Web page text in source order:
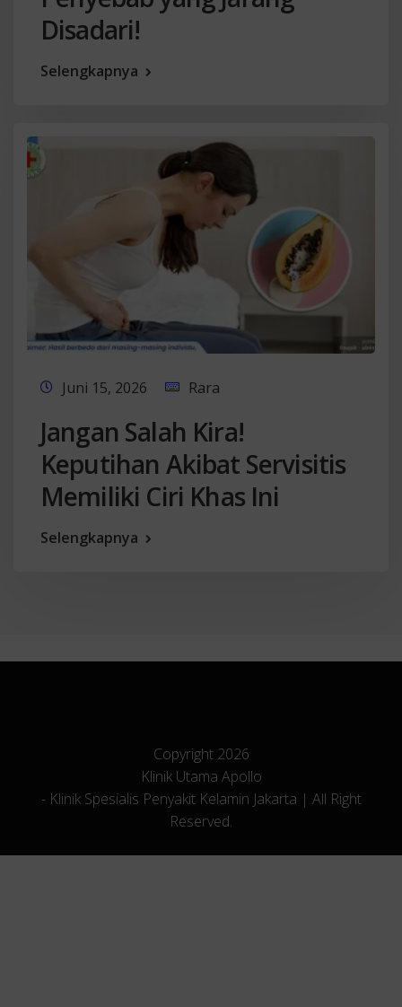
Disadari!
Selengkapnya
Juni 15, 2026 Rara
Jangan Salah Kira!
Keputihan Akibat Servisitis
Memiliki Ciri Khas Ini
Selengkapnya
Copyright 2026
Klinik Utama Apollo
- Klinik Spesialis Penyakit Kelamin Jakarta | All Right
Reserved.